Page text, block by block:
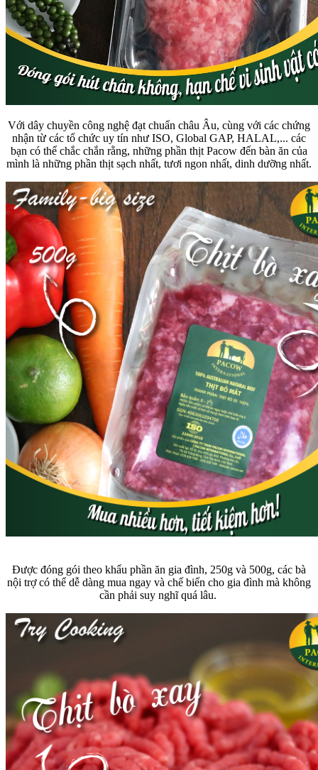
Với dây chuyền công nghệ đạt chuẩn châu Âu, cùng với các chứng
nhận từ các tổ chức uy tín như ISO, Global GAP, HALAL,... các
bạn có thể chắc chắn rằng, những phần thịt Pacow đến bàn ăn của
mình là những phần thịt sạch nhất, tươi ngon nhất, dinh dưỡng nhất.
Được đóng gói theo khẩu phần ăn gia đình, 250g và 500g, các bà
nội trợ có thể dễ dàng mua ngay và chế biến cho gia đình mà không
cần phải suy nghĩ quá lâu.